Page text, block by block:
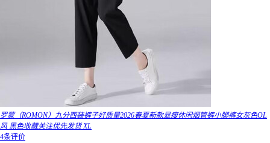
罗蒙（ROMON）九分西装裤子好质量2026春夏新款显瘦休闲烟管裤小脚裤女灰色OL
风 黑色收藏关注优先发货 XL
4条评价